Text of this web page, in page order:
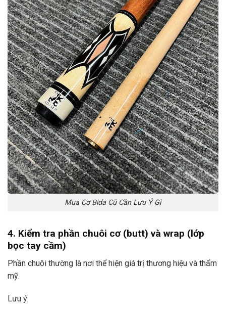
Mua Cơ Bida Cũ Cần Lưu Ý Gì
4. Kiểm tra phần chuôi cơ (butt) và wrap (lớp
bọc tay cầm)
Phần chuôi thường là nơi thể hiện giá trị thương hiệu và thẩm
mỹ.
Lưu ý: